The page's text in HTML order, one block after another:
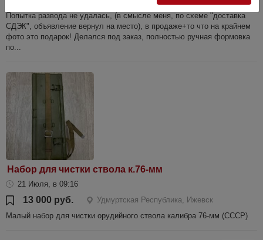
Попытка развода не удалась, (в смысле меня, по схеме "доставка
СДЭК", объявление вернул на место), в продаже+то что на крайнем
фото это подарок! Делался под заказ, полностью ручная формовка
по...
Набор для чистки ствола к.76-мм
21 Июля, в 09:16
13 000 руб.
Удмуртская Республика, Ижевск
Малый набор для чистки орудийного ствола калибра 76-мм (СССР)